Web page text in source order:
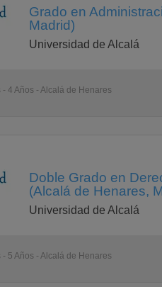
Grado en
Madrid)
Universidad de Alcalá
4 Años - Alcalá de Henares
Doble Grado en
(Alcalá de Henares,
Universidad de Alcalá
5 Años - Alcalá de Henares